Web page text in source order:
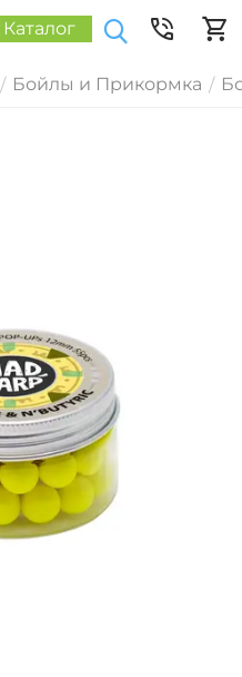
Каталог
/ Бойлы и Прикормка /